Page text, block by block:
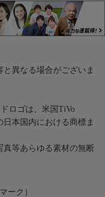
異なる場合がございま
ロゴは、米国TiVo
本国内における商標ま
真等あらゆる素材の無断
ーク）